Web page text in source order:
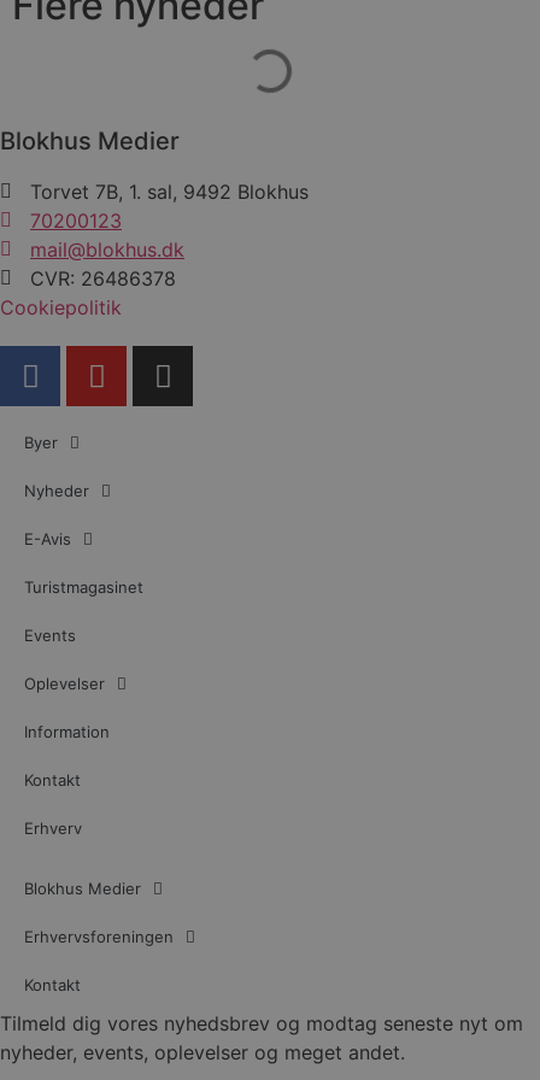
Blokhus Medier
Torvet 7B, 1. sal, 9492 Blokhus
70200123
mail@blokhus.dk
CVR: 26486378
Cookiepolitik
Byer
Nyheder
E-Avis
Turistmagasinet
Events
Oplevelser
Information
Kontakt
Erhverv
Blokhus Medier
Erhvervsforeningen
Kontakt
Tilmeld dig vores nyhedsbrev og modtag seneste nyt om
nyheder, events, oplevelser og meget andet.